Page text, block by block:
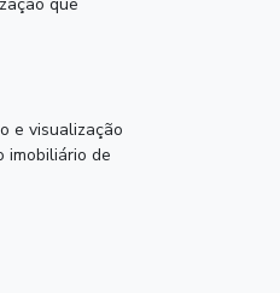
e visualização
imobiliário de